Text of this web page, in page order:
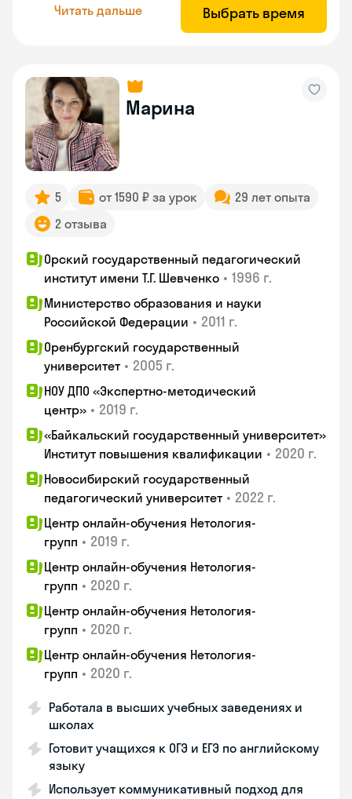
Читать дальше Выбрать время
Марина
5 от 1590 ₽ за урок
29 лет опыта
2 отзыва
Орский государственный педагогический
институт имени Т.Г. Шевченко • 1996 г.
Министерство образования и науки
Российской Федерации • 2011 г.
Оренбургский государственный
университет • 2005 г.
НОУ ДПО «Экспертно-методический
центр» • 2019 г.
«Байкальский государственный университет»
Институт повышения квалификации • 2020 г.
Новосибирский государственный
педагогический университет • 2022 г.
Центр онлайн-обучения Нетология-
групп • 2019 г.
Центр онлайн-обучения Нетология-
групп • 2020 г.
Центр онлайн-обучения Нетология-
групп • 2020 г.
Центр онлайн-обучения Нетология-
групп • 2020 г.
Работала в высших учебных заведениях и
школах
Готовит учащихся к ОГЭ и ЕГЭ по английскому
языку
Использует коммуникативный подход для